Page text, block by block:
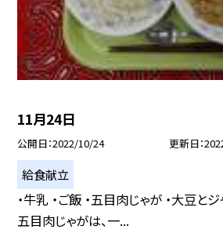
11月24日
公開日 2022/10/24 更新日
給食献立
・牛乳 ・ご飯 ・五目肉じゃが ・大豆と
五目肉じゃがは、一...